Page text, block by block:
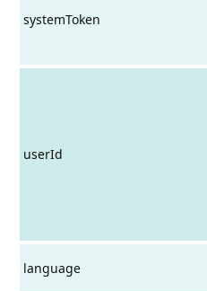
systemToken
userId
language